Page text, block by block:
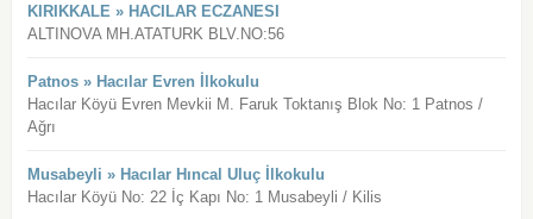
KIRIKKALE » HACILAR ECZANESI
ALTINOVA MH.ATATURK BLV.NO:56
Patnos » Hacılar Evren İlkokulu
Hacılar Köyü Evren Mevkii M. Faruk Toktanış Blok No: 1 Patnos /
Ağrı
Musabeyli » Hacılar Hıncal Uluç İlkokulu
Hacılar Köyü No: 22 İç Kapı No: 1 Musabeyli / Kilis